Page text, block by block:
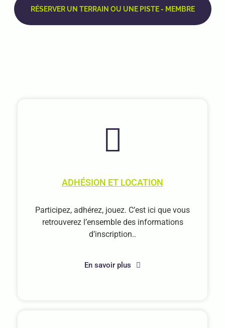
RÉSERVER UN TERRAIN OU UNE PISTE - MEMBRE
ADHÉSION ET LOCATION
Participez, adhérez, jouez. C’est ici que vous
retrouverez l’ensemble des informations
d’inscription..
En savoir plus